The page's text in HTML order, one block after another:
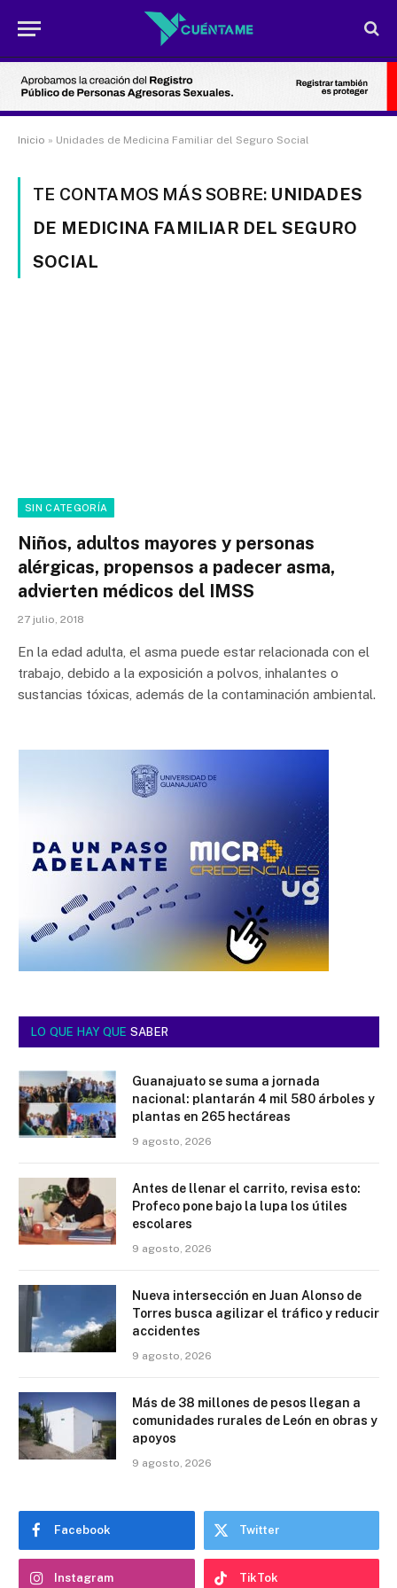
Inicio » Unidades de Medicina Familiar del Seguro Social
TE CONTAMOS MÁS SOBRE: UNIDADES
DE MEDICINA FAMILIAR DEL SEGURO
SOCIAL
SIN CATEGORÍA
Niños, adultos mayores y personas
alérgicas, propensos a padecer asma,
advierten médicos del IMSS
27 julio, 2018
En la edad adulta, el asma puede estar relacionada con el
trabajo, debido a la exposición a polvos, inhalantes o
sustancias tóxicas, además de la contaminación ambiental.
LO QUE HAY QUE SABER
Guanajuato se suma a jornada
nacional: plantarán 4 mil 580 árboles y
plantas en 265 hectáreas
9 agosto, 2026
Antes de llenar el carrito, revisa esto:
Profeco pone bajo la lupa los útiles
escolares
9 agosto, 2026
Nueva intersección en Juan Alonso de
Torres busca agilizar el tráfico y reducir
accidentes
9 agosto, 2026
Más de 38 millones de pesos llegan a
comunidades rurales de León en obras y
apoyos
9 agosto, 2026
Facebook Twitter
Instagram TikTok